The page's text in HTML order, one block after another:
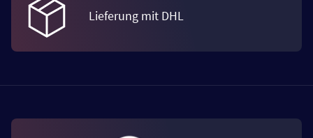
Lieferung mit DHL